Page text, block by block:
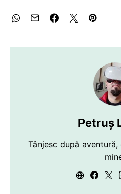
Petruș
Tânjesc după